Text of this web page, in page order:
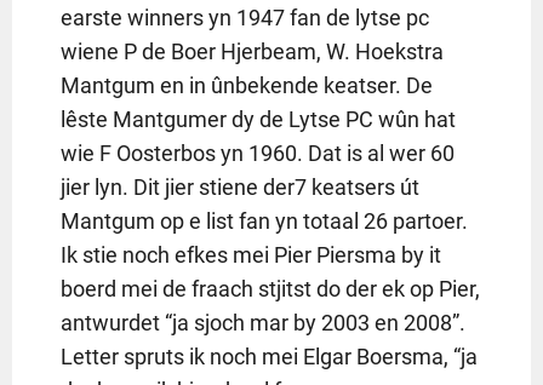
earste winners yn 1947 fan de lytse pc
wiene P de Boer Hjerbeam, W. Hoekstra
Mantgum en in ûnbekende keatser. De
lêste Mantgumer dy de Lytse PC wûn hat
wie F Oosterbos yn 1960. Dat is al wer 60
jier lyn. Dit jier stiene der7 keatsers út
Mantgum op e list fan yn totaal 26 partoer.
Ik stie noch efkes mei Pier Piersma by it
boerd mei de fraach stjitst do der ek op Pier,
antwurdet “ja sjoch mar by 2003 en 2008”.
Letter spruts ik noch mei Elgar Boersma, “ja